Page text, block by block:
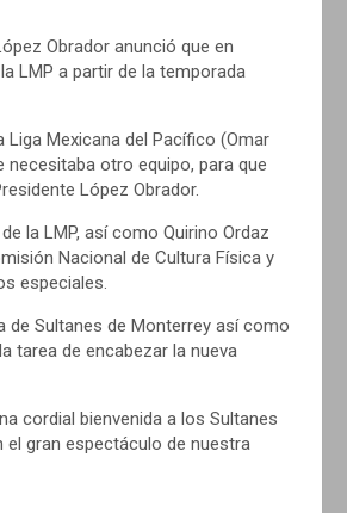
Obrador anunció que en
LMP a partir de la temporada
Mexicana del Pacífico (Omar
otro equipo, para que
López Obrador.
la LMP, así como Quirino Ordaz
Nacional de Cultura Física y
especiales.
de Sultanes de Monterrey así como
tarea de encabezar la nueva
cordial bienvenida a los Sultanes
gran espectáculo de nuestra